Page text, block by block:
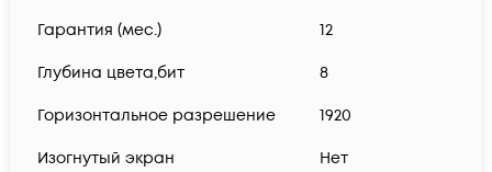
Гарантия (мес.) 12
Глубина цвета,бит 8
Горизонтальное разрешение 1920
Изогнутый экран Нет